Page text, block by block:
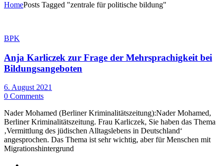
HomePosts Tagged "zentrale für politische bildung"
BPK
Anja Karliczek zur Frage der Mehrsprachigkeit bei
Bildungsangeboten
6. August 2021
0 Comments
Nader Mohamed (Berliner Kriminalitätszeitung):Nader Mohamed,
Berliner Kriminalitätszeitung. Frau Karliczek, Sie haben das Thema
‚Vermittlung des jüdischen Alltagslebens in Deutschland‘
angesprochen. Das Thema ist sehr wichtig, aber für Menschen mit
Migrationshintergrund